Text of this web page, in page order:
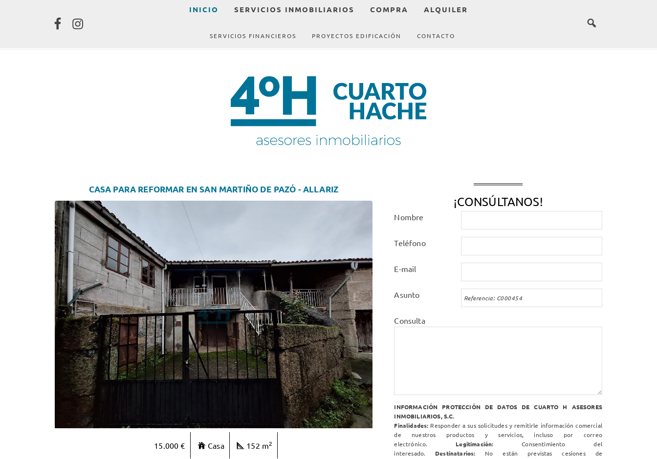
INICIO SERVICIOS INMOBILIARIOS COMPRA ALQUILER
SERVICIOS FINANCIEROS PROYECTOS EDIFICACIÓN CONTACTO
CASA PARA REFORMAR EN SAN MARTIÑO DE PAZÓ - ALLARIZ
15.000 € Casa 152 m2
¡CONSÚLTANOS!
Nombre
Teléfono
E-mail
Asunto
Consulta
INFORMACIÓN PROTECCIÓN DE DATOS DE CUARTO H ASESORES
INMOBILIARIOS, S.C.
Finalidades: Responder a sus solicitudes y remitirle información comercial
de nuestros productos y servicios, incluso por correo
electrónico. Legitimación: Consentimiento del
interesado. Destinatarios: No están previstas cesiones de